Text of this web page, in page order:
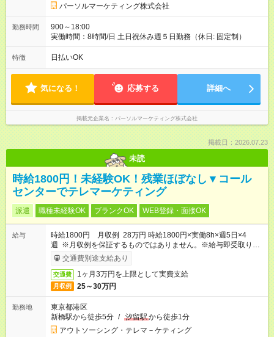
パーソルマーケティング株式会社
勤務時間
900～18:00
実働時間：8時間/日 土日祝休み週５日勤務（休日: 固定制）
特徴 日払いOK
気になる！ 応募する 詳細へ
掲載元企業名 パーソルマーケティング株式会社
掲載日：2026.07.23
未読
時給1800円！未経験OK！残業ほぼなし▼コール
センターでテレマーケティング
派遣 職種未経験OK ブランクOK WEB登録・面接OK
給与
時給1800円 月収例 28万円 時給1800円×実働8h×週5日×4
週 ※月収例を保証するものではありません。※給与即受取りサ
ービス利用可（利用条件有）
交通費別途支給あり
交通費 1ヶ月3万円を上限として実費支給
月収例 25～30万円
勤務地
東京都港区
新橋駅から徒歩5分 / 汐留駅から徒歩1分
アウトソーシング・テレマ－ケティング